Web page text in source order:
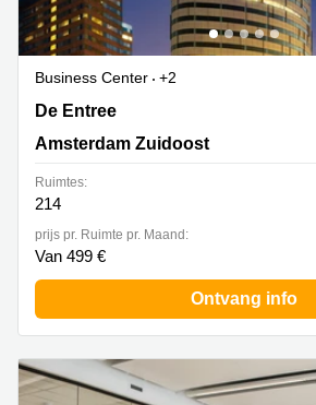
Business Center
+2
De Entree 99-197, Amsterdam Zuidoost
De Entree
Amsterdam Zuidoost
Ruimtes:
214
prijs pr. Ruimte pr. Maand:
Van 499 €
Ontvang info